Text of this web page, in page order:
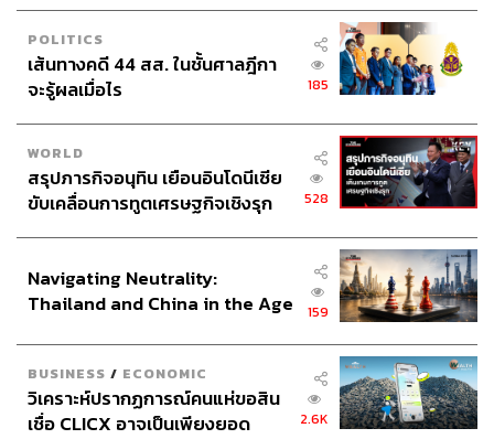
123
THE STANDARD TEAM
กองบรรณาธิการ THE STANDARD
ABOUT THE PHOTOGRAPHER
พงศ์มนัส ทาศิริ
ช่างภาพประจำการเชียงใหม่ สำนักข่าว THE
STANDARD
POLITICS
เส้นทางคดี 44 สส. ในชั้นศาลฎีกา
จะรู้ผลเมื่อไร
185
WORLD
สรุปภารกิจอนุทิน เยือนอินโดนีเซีย
ขับเคลื่อนการทูตเศรษฐกิจเชิงรุก
528
Navigating Neutrality:
Thailand and China in the Age
159
BUSINESS / ECONOMIC
วิเคราะห์ปรากฏการณ์คนแห่ขอสิน
เชื่อ CLICX อาจเป็นเพียงยอด
2.6K